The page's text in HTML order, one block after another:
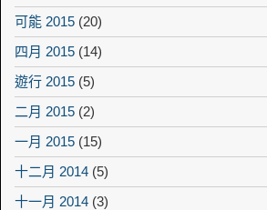
可能 2015 (20)
四月 2015 (14)
遊行 2015 (5)
二月 2015 (2)
一月 2015 (15)
十二月 2014 (5)
十一月 2014 (3)